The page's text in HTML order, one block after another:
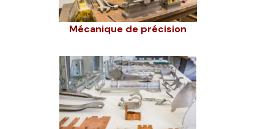
Mécanique de précision